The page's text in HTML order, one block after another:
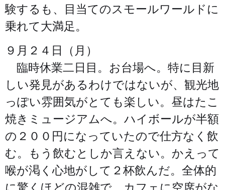
験するも、目当てのスモールワールドに
乗れて大満足。
９月２４日（月）
臨時休業二日目。お台場へ。特に目新
しい発見があるわけではないが、観光地
っぽい雰囲気がとても楽しい。昼はたこ
焼きミュージアムへ。ハイボールが半額
の２００円になっていたので仕方なく飲
む。もう飲むとしか言えない。かえって
喉が渇く心地がして２杯飲んだ。全体的
に驚くほどの混雑で、カフェに空席がな